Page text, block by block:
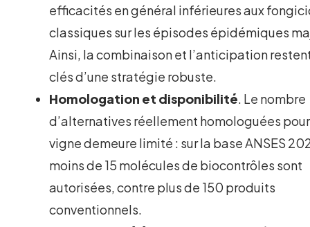
efficacités en général inférieures aux
classiques sur les épisodes épidémiques
Ainsi, la combinaison et l’anticipation
clés d’une stratégie robuste.
Homologation et disponibilité. Le nombre
d’alternatives réellement homologuées
vigne demeure limité : sur la base ANSES
moins de 15 molécules de biocontrôles sont
autorisées, contre plus de 150 produits
conventionnels.